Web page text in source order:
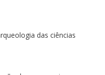
das ciências